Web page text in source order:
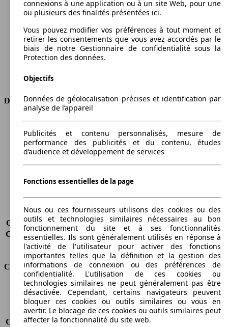
Nombre de vitesses
8
Cylindrée
2998 ccm
Carburant
Essence
Cylindres
6
Type de traction
Dimensions
Longueur
4770 mm
Hauteur
1393 mm
Largeur
1852 mm
Empattement
2851 mm
Poids maximum
2245 kg
Charge maximale
Sièges
4
Charge sur toit
75 kg
Capacité de remorquage (sans freins) 750 kg
Capacité de remorquage (avec freins) 1800 kg
Volume du coffre
440 l
Consommation
Émissions de CO2*
155 g/km (komb.)
Consommation (ville)
8.6 l/100km
Consommation (route)
5.7 l/100km
Consommation (combinée)* 6.8 l/100km
connexions à une application ou à un site Web, pour une
ou plusieurs des finalités présentées ici.
Vous pouvez modifier vos préférences à tout moment et
retirer les consentements que vous avez accordés par le
biais de notre Gestionnaire de confidentialité sous la
Protection des données.
Objectifs
Données de géolocalisation précises et identification par
analyse de l’appareil
Publicités et contenu personnalisés, mesure de
performance des publicités et du contenu, études
d’audience et développement de services
Fonctions essentielles de la page
Nous ou ces fournisseurs utilisons des cookies ou des
outils et technologies similaires nécessaires au bon
fonctionnement du site et à ses fonctionnalités
essentielles. Ils sont généralement utilisés en réponse à
l'activité de l'utilisateur pour activer des fonctions
importantes telles que la définition et la gestion des
informations de connexion ou des préférences de
confidentialité. L'utilisation de ces cookies ou
technologies similaires ne peut généralement pas être
désactivée. Cependant, certains navigateurs peuvent
bloquer ces cookies ou outils similaires ou vous en
avertir. Le blocage de ces cookies ou outils similaires peut
affecter la fonctionnalité du site web.